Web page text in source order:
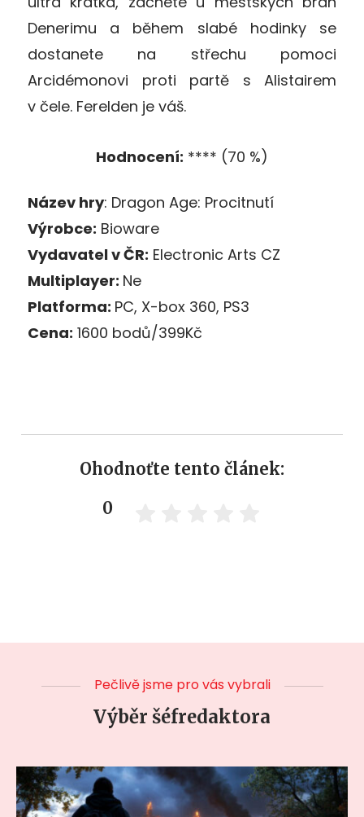
Denerimu a během slabé hodinky se
dostanete na střechu pomoci
Arcidémonovi proti partě s Alistairem
v čele. Ferelden je váš.
Hodnocení: **** (70 %)
Název hry: Dragon Age: Procitnutí
Výrobce: Bioware
Vydavatel v ČR: Electronic Arts CZ
Multiplayer: Ne
Platforma: PC, X-box 360, PS3
Cena: 1600 bodů/399Kč
Ohodnoťte tento článek:
0
Pečlivě jsme pro vás vybrali
Výběr šéfredaktora